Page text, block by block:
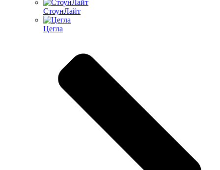
СтоунЛайт
Цегла